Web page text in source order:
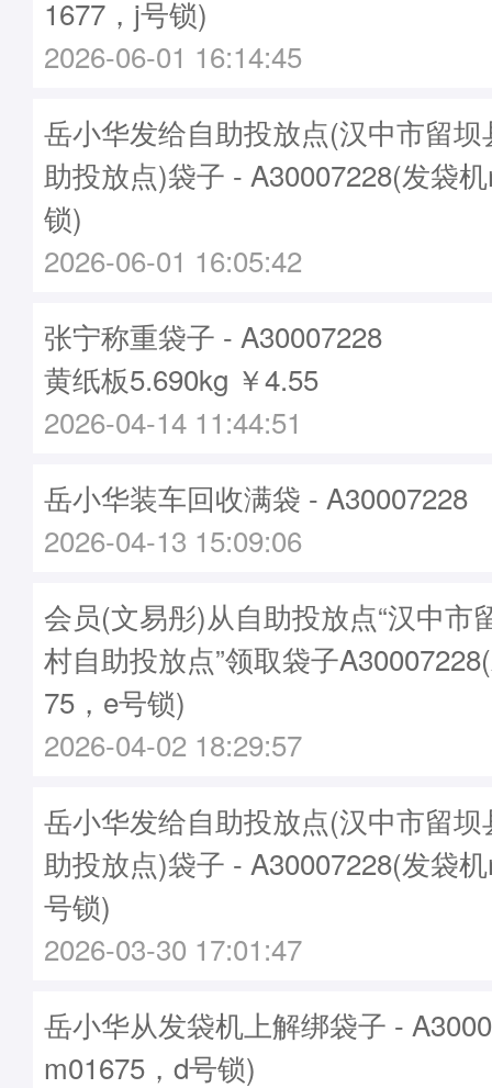
1677，j号锁)
2026-06-01 16:14:45
岳小华发给自助投放点(汉中市留
助投放点)袋子 - A30007228(发袋
锁)
2026-06-01 16:05:42
张宁称重袋子 - A30007228
黄纸板5.690kg ￥4.55
2026-04-14 11:44:51
岳小华装车回收满袋 - A30007228
2026-04-13 15:09:06
会员(文易彤)从自助投放点“汉中市
村自助投放点”领取袋子
75，e号锁)
2026-04-02 18:29:57
岳小华发给自助投放点(汉中市留
助投放点)袋子 - A30007228(发袋
号锁)
2026-03-30 17:01:47
岳小华从发袋机上解绑袋子 -
m01675，d号锁)